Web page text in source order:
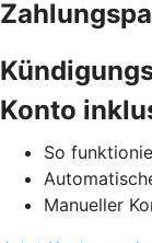
Konto
So
Manueller